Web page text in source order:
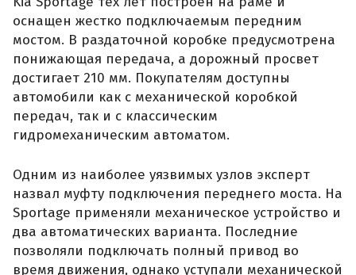
оснащен жестко подключаемым передним
мостом. В раздаточной коробке предусмотрена
понижающая передача, а дорожный просвет
достигает 210 мм. Покупателям доступны
автомобили как с механической коробкой
передач, так и с классическим
гидромеханическим автоматом.
Одним из наиболее уязвимых узлов эксперт
назвал муфту подключения переднего моста. На
Sportage применяли механическое устройство и
два автоматических варианта. Последние
позволяли подключать полный привод во
время движения, однако уступали механической